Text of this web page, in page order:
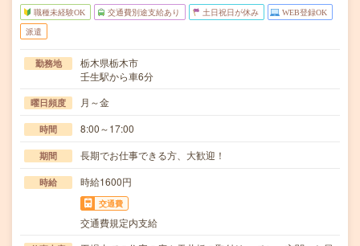
職種未経験OK 交通費別途支給あり 土日祝日が休み WEB登録OK
派遣
勤務地
栃木県栃木市
壬生駅から車6分
曜日頻度 月～金
時間 8:00～17:00
期間 長期でお仕事できる方、大歓迎！
時給 時給1600円
交通費
交通費規定内支給